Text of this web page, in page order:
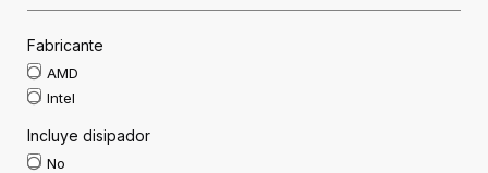
Fabricante
AMD
Intel
Incluye disipador
No